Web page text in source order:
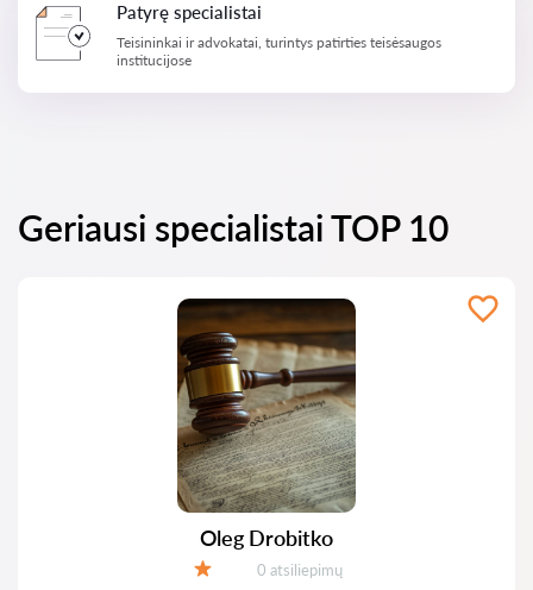
Patyrę specialistai
Teisininkai ir advokatai, turintys patirties teisėsaugos
institucijose
Geriausi specialistai TOP 10
Oleg Drobitko
Atsiliepimų:
0 atsiliepimų